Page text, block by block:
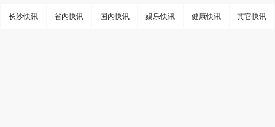
其它快讯
健康快讯
娱乐快讯
国内快讯
省内快讯
长沙快讯